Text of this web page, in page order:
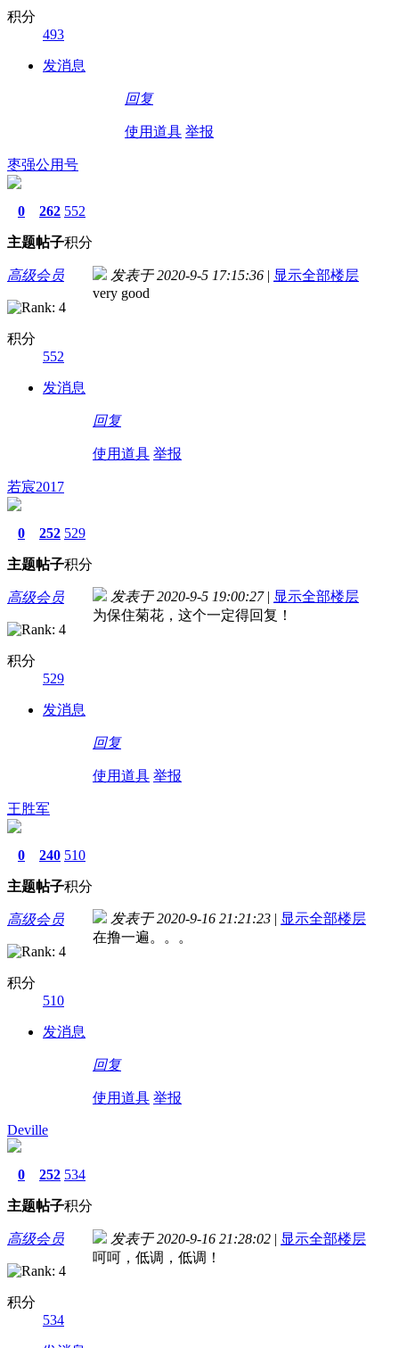
积分
493
发消息
回复
使用道具 举报
枣强公用号
0
主题
262
帖子
552
积分
高级会员
积分
552
发消息
发表于 2020-9-5 17:15:36 | 显示全部楼层
very good
回复
使用道具 举报
若宸2017
0
主题
252
帖子
529
积分
高级会员
积分
529
发消息
发表于 2020-9-5 19:00:27 | 显示全部楼层
为保住菊花，这个一定得回复！
回复
使用道具 举报
王胜军
0
主题
240
帖子
510
积分
高级会员
积分
510
发消息
发表于 2020-9-16 21:21:23 | 显示全部楼层
在撸一遍。。。
回复
使用道具 举报
Deville
0
主题
252
帖子
534
积分
高级会员
积分
534
发表于 2020-9-16 21:28:02 | 显示全部楼层
呵呵，低调，低调！